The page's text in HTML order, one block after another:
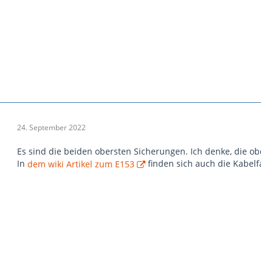
24. September 2022
Es sind die beiden obersten Sicherungen. Ich denke, die
In dem wiki Artikel zum E153 finden sich auch die